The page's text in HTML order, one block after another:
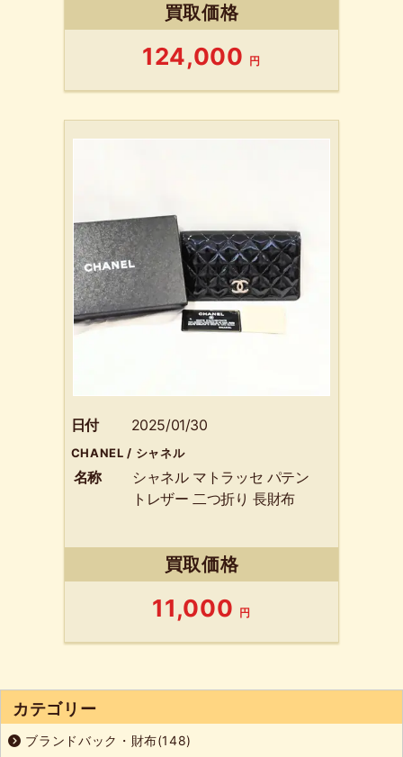
買取価格
124,000 円
日付 2025/01/30
CHANEL / シャネル
名称
シャネル マトラッセ パテン
トレザー 二つ折り 長財布
買取価格
11,000 円
カテゴリー
ブランドバック・財布(148)